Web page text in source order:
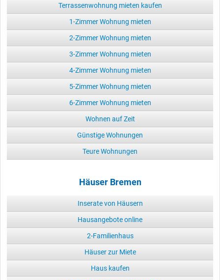
Terrassenwohnung mieten kaufen
1-Zimmer Wohnung mieten
2-Zimmer Wohnung mieten
3-Zimmer Wohnung mieten
4-Zimmer Wohnung mieten
5-Zimmer Wohnung mieten
6-Zimmer Wohnung mieten
Wohnen auf Zeit
Günstige Wohnungen
Teure Wohnungen
Häuser Bremen
Inserate von Häusern
Hausangebote online
2-Familienhaus
Häuser zur Miete
Haus kaufen